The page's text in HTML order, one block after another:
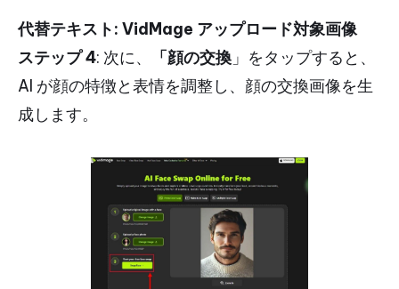
代替テキスト: VidMage アップロード対象画像
ステップ 4: 次に、 「顔の交換 」をタップすると、
AI が顔の特徴と表情を調整し、顔の交換画像を生
成します。